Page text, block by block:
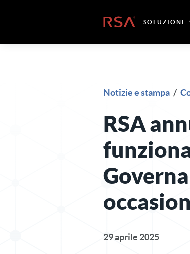
Casa SOLUZIONI
Notizie e stampa /
RSA
29 aprile 2025